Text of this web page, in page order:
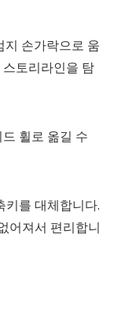
지 손가락으로 움
토리라인을 탐
휠로 옮길 수
를 대체합니다.
어져서 편리합니